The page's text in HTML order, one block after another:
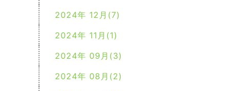
2024年 12月(7)
2024年 11月(1)
2024年 09月(3)
2024年 08月(2)